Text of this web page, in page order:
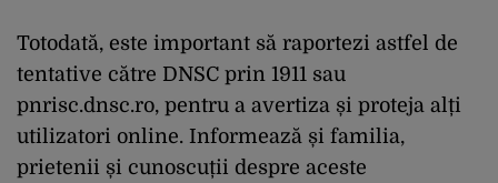
Totodată, este important să raportezi astfel de
tentative către DNSC prin 1911 sau
pnrisc.dnsc.ro, pentru a avertiza și proteja alți
utilizatori online. Informează și familia,
prietenii și cunoscuții despre aceste